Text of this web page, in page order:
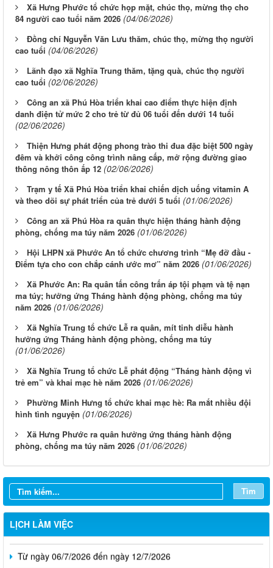
Xã Hưng Phước tổ chức họp mặt, chúc thọ, mừng thọ cho
84 người cao tuổi năm 2026 (04/06/2026)
Đồng chí Nguyễn Văn Lưu thăm, chúc thọ, mừng thọ người
cao tuổi (04/06/2026)
Lãnh đạo xã Nghĩa Trung thăm, tặng quà, chúc thọ người
cao tuổi (02/06/2026)
Công an xã Phú Hòa triển khai cao điểm thực hiện định
danh điện tử mức 2 cho trẻ từ đủ 06 tuổi đến dưới 14 tuổi
(02/06/2026)
Thiện Hưng phát động phong trào thi đua đặc biệt 500 ngày
đêm và khởi công công trình nâng cấp, mở rộng đường giao
thông nông thôn ấp 12 (02/06/2026)
Trạm y tế Xã Phú Hòa triển khai chiến dịch uống vitamin A
và theo dõi sự phát triển của trẻ dưới 5 tuổi (01/06/2026)
Công an xã Phú Hòa ra quân thực hiện tháng hành động
phòng, chống ma túy năm 2026 (01/06/2026)
Hội LHPN xã Phước An tổ chức chương trình “Mẹ đỡ đầu -
Điểm tựa cho con chắp cánh ước mơ” năm 2026 (01/06/2026)
Xã Phước An: Ra quân tấn công trấn áp tội phạm và tệ nạn
ma túy; hưởng ứng Tháng hành động phòng, chống ma túy
năm 2026 (01/06/2026)
Xã Nghĩa Trung tổ chức Lễ ra quân, mít tinh diễu hành
hưởng ứng Tháng hành động phòng, chống ma túy
(01/06/2026)
Xã Nghĩa Trung tổ chức Lễ phát động “Tháng hành động vì
trẻ em” và khai mạc hè năm 2026 (01/06/2026)
Phường Minh Hưng tổ chức khai mạc hè: Ra mắt nhiều đội
hình tình nguyện (01/06/2026)
Xã Hưng Phước ra quân hưởng ứng tháng hành động
phòng, chống ma túy năm 2026 (01/06/2026)
Tìm
LỊCH LÀM VIỆC
Từ ngày 03/8/2026 đến ngày 09/8/2026
Từ ngày 20/7/2026 đến ngày 26/7/2026
Từ ngày 13/7/2026 đến ngày 18/7/2026
Từ ngày 06/7/2026 đến ngày 12/7/2026